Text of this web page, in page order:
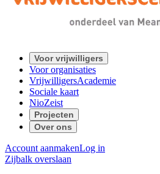
Voor vrijwilligers
Voor organisaties
VrijwilligersAcademie
Sociale kaart
NioZeist
Projecten
Over ons
Account aanmakenLog in
Zijbalk overslaan